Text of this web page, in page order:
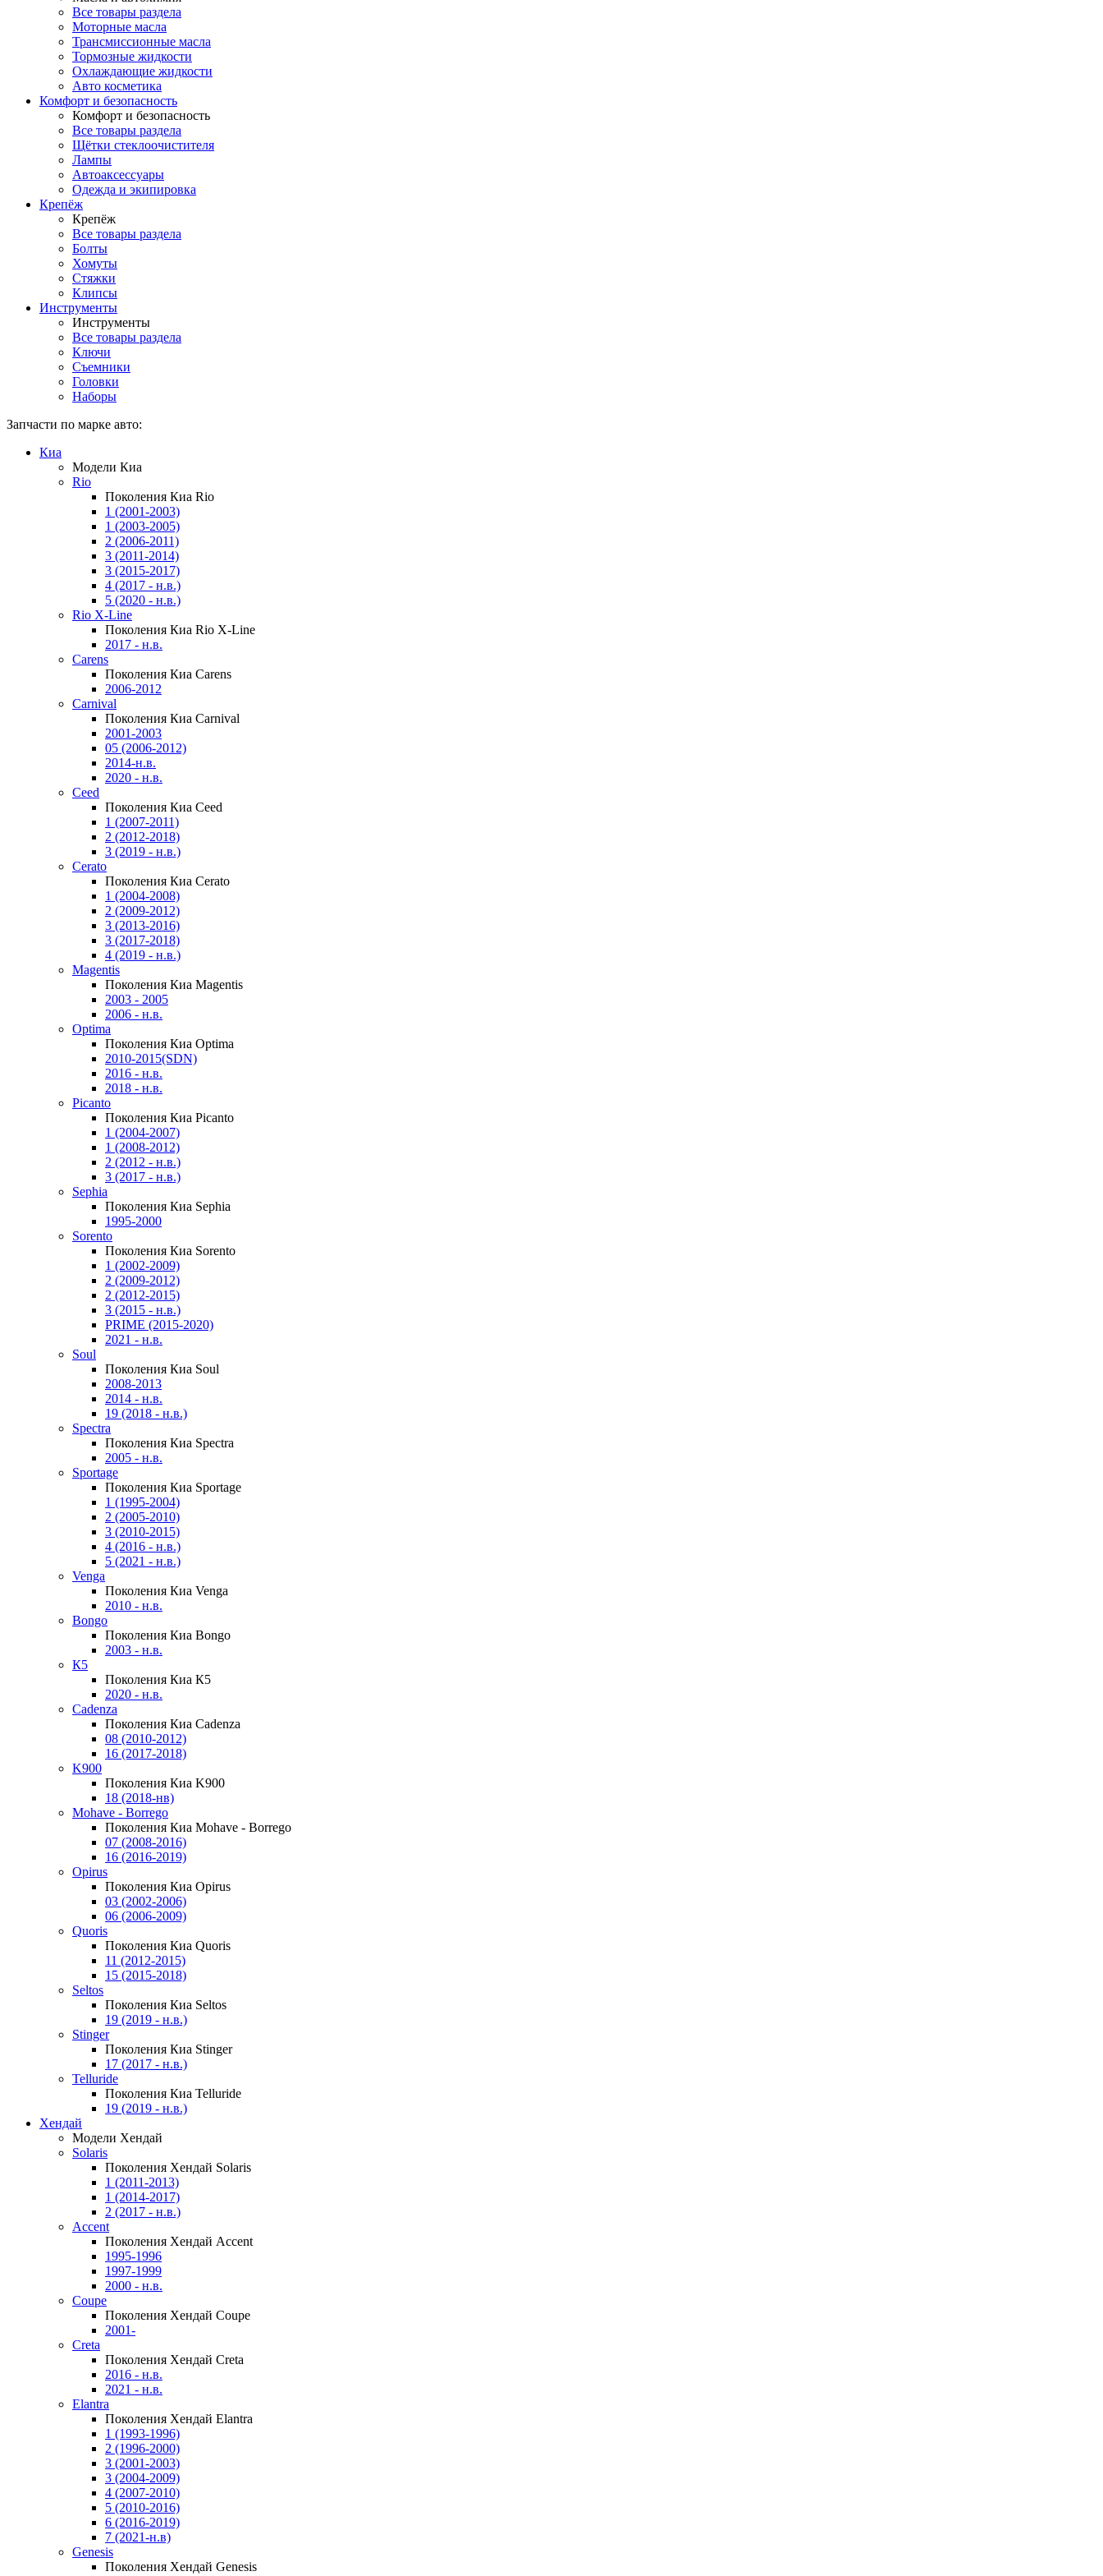
Все товары раздела
Моторные масла
Трансмиссионные масла
Тормозные жидкости
Охлаждающие жидкости
Авто косметика
Комфорт и безопасность
Комфорт и безопасность
Все товары раздела
Щётки стеклоочистителя
Лампы
Автоаксессуары
Одежда и экипировка
Крепёж
Крепёж
Все товары раздела
Болты
Хомуты
Стяжки
Клипсы
Инструменты
Инструменты
Все товары раздела
Ключи
Съемники
Головки
Наборы
Запчасти по марке авто:
Киа
Модели Киа
Rio
Поколения Киа Rio
1 (2001-2003)
1 (2003-2005)
2 (2006-2011)
3 (2011-2014)
3 (2015-2017)
4 (2017 - н.в.)
5 (2020 - н.в.)
Rio X-Line
Поколения Киа Rio X-Line
2017 - н.в.
Carens
Поколения Киа Carens
2006-2012
Carnival
Поколения Киа Carnival
2001-2003
05 (2006-2012)
2014-н.в.
2020 - н.в.
Ceed
Поколения Киа Ceed
1 (2007-2011)
2 (2012-2018)
3 (2019 - н.в.)
Cerato
Поколения Киа Cerato
1 (2004-2008)
2 (2009-2012)
3 (2013-2016)
3 (2017-2018)
4 (2019 - н.в.)
Magentis
Поколения Киа Magentis
2003 - 2005
2006 - н.в.
Optima
Поколения Киа Optima
2010-2015(SDN)
2016 - н.в.
2018 - н.в.
Picanto
Поколения Киа Picanto
1 (2004-2007)
1 (2008-2012)
2 (2012 - н.в.)
3 (2017 - н.в.)
Sephia
Поколения Киа Sephia
1995-2000
Sorento
Поколения Киа Sorento
1 (2002-2009)
2 (2009-2012)
2 (2012-2015)
3 (2015 - н.в.)
PRIME (2015-2020)
2021 - н.в.
Soul
Поколения Киа Soul
2008-2013
2014 - н.в.
19 (2018 - н.в.)
Spectra
Поколения Киа Spectra
2005 - н.в.
Sportage
Поколения Киа Sportage
1 (1995-2004)
2 (2005-2010)
3 (2010-2015)
4 (2016 - н.в.)
5 (2021 - н.в.)
Venga
Поколения Киа Venga
2010 - н.в.
Bongo
Поколения Киа Bongo
2003 - н.в.
К5
Поколения Киа К5
2020 - н.в.
Cadenza
Поколения Киа Cadenza
08 (2010-2012)
16 (2017-2018)
K900
Поколения Киа K900
18 (2018-нв)
Mohave - Borrego
Поколения Киа Mohave - Borrego
07 (2008-2016)
16 (2016-2019)
Opirus
Поколения Киа Opirus
03 (2002-2006)
06 (2006-2009)
Quoris
Поколения Киа Quoris
11 (2012-2015)
15 (2015-2018)
Seltos
Поколения Киа Seltos
19 (2019 - н.в.)
Stinger
Поколения Киа Stinger
17 (2017 - н.в.)
Telluride
Поколения Киа Telluride
19 (2019 - н.в.)
Хендай
Модели Хендай
Solaris
Поколения Хендай Solaris
1 (2011-2013)
1 (2014-2017)
2 (2017 - н.в.)
Accent
Поколения Хендай Accent
1995-1996
1997-1999
2000 - н.в.
Coupe
Поколения Хендай Coupe
2001-
Creta
Поколения Хендай Creta
2016 - н.в.
2021 - н.в.
Elantra
Поколения Хендай Elantra
1 (1993-1996)
2 (1996-2000)
3 (2001-2003)
3 (2004-2009)
4 (2007-2010)
5 (2010-2016)
6 (2016-2019)
7 (2021-н.в)
Genesis
Поколения Хендай Genesis